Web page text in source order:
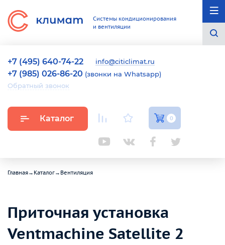
Системы кондиционирования
и вентиляции
+7 (495) 640-74-22 info@citiclimat.ru
+7 (985) 026-86-20 (звонки на Whatsapp)
Обратный звонок
Каталог 0
Главная→ Каталог→ Вентиляция
Приточная установка
Ventmachine Satellite 2